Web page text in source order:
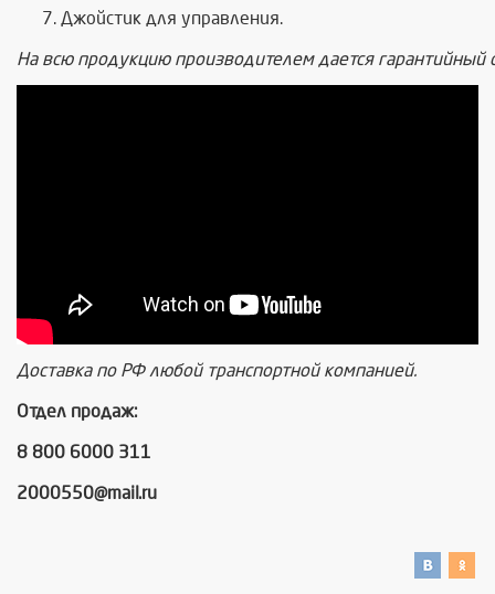
Джойстик для управления.
На всю продукцию производителем дается гарантийный
Доставка по РФ любой транспортной компанией.
Отдел продаж:
8 800 6000 311
2000550@mail.ru